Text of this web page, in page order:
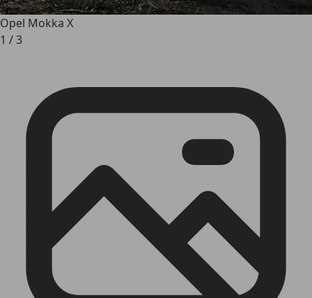
Opel Mokka X
1 /3